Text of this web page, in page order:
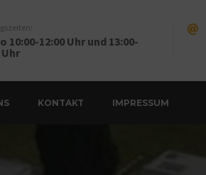
10:00-12:00 Uhr und 13:00-
Uhr
KONTAKT IMPRESSUM